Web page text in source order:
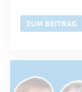
ZUM BEITRAG